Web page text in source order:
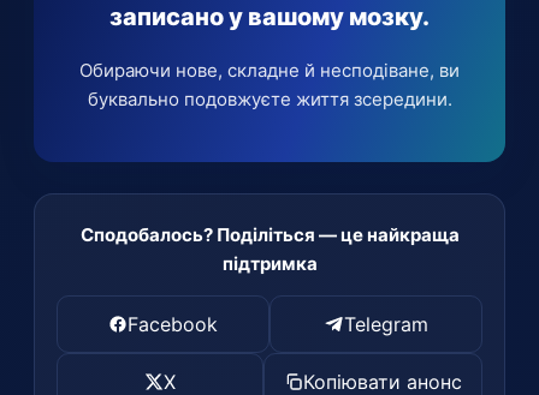
записано у вашому мозку.
Обираючи нове, складне й несподіване, ви
буквально подовжуєте життя зсередини.
Сподобалось? Поділіться — це найкраща
підтримка
Facebook Telegram
X Копіювати анонс